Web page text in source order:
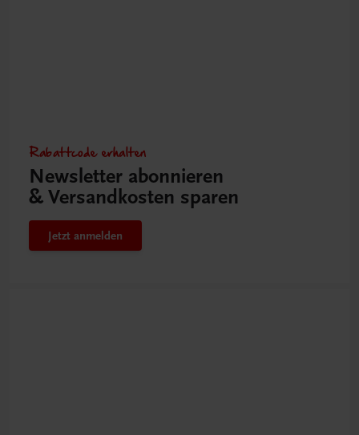
Rabattcode erhalten
Newsletter abonnieren
& Versandkosten sparen
Jetzt anmelden